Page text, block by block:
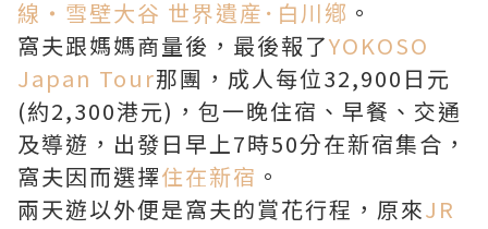
線・雪壁大谷 世界遺産･白川鄕 。
窩夫跟媽媽商量後，最後報了YOKOSO
Japan Tour那團，成人每位32,900日元
(約2,300港元)，包一晚住宿、早餐、交通
及導遊，出發日早上7時50分在新宿集合，
窩夫因而選擇住在新宿 。
兩天遊以外便是窩夫的賞花行程，原來JR